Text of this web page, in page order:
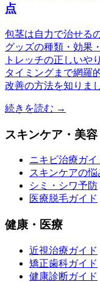
点
包茎は自力で治せる
グッズの種類・効果
トレッチの正しいや
タイミングまで網羅
改善の方法を知りま
続きを読む →
スキンケア・美容
ニキビ治療ガイ
スキンケアの悩
シミ・シワ予防
医療脱毛ガイド
健康・医療
近視治療ガイド
矯正歯科ガイド
健康診断ガイド